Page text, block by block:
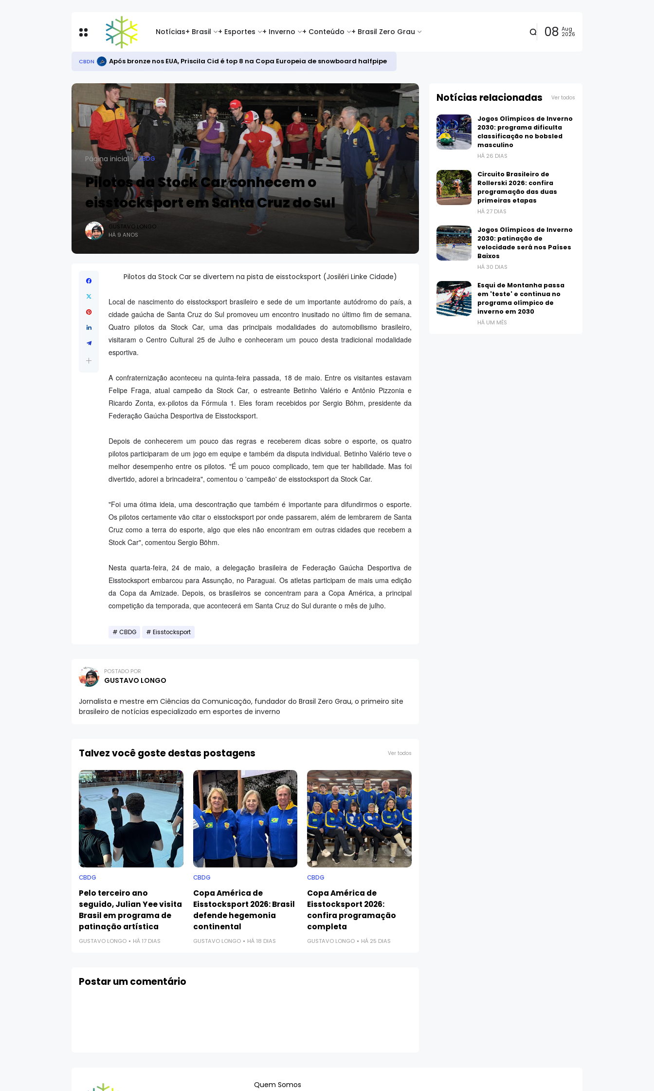
Notícias+ Brasil + Esportes + Inverno + Conteúdo + Brasil Zero Grau 08 Aug
2026
CBDN Após bronze nos EUA, Priscila Cid é top 8 na Copa Europeia de snowboard halfpipe
Página inicial CBDG
Pilotos da Stock Car conhecem o
eisstocksport em Santa Cruz do Sul
GUSTAVO LONGO
HÁ 9 ANOS
Pilotos da Stock Car se divertem na pista de eisstocksport (Josiléri Linke Cidade)
Local de nascimento do eisstocksport brasileiro e sede de um importante autódromo do país, a
cidade gaúcha de Santa Cruz do Sul promoveu um encontro inusitado no último fim de semana.
Quatro pilotos da Stock Car, uma das principais modalidades do automobilismo brasileiro,
visitaram o Centro Cultural 25 de Julho e conheceram um pouco desta tradicional modalidade
esportiva.
A confraternização aconteceu na quinta-feira passada, 18 de maio. Entre os visitantes estavam
Felipe Fraga, atual campeão da Stock Car, o estreante Betinho Valério e Antônio Pizzonia e
Ricardo Zonta, ex-pilotos da Fórmula 1. Eles foram recebidos por Sergio Böhm, presidente da
Federação Gaúcha Desportiva de Eisstocksport.
Depois de conhecerem um pouco das regras e receberem dicas sobre o esporte, os quatro
pilotos participaram de um jogo em equipe e também da disputa individual. Betinho Valério teve o
melhor desempenho entre os pilotos. "É um pouco complicado, tem que ter habilidade. Mas foi
divertido, adorei a brincadeira", comentou o 'campeão' de eisstocksport da Stock Car.
"Foi uma ótima ideia, uma descontração que também é importante para difundirmos o esporte.
Os pilotos certamente vão citar o eisstocksport por onde passarem, além de lembrarem de Santa
Cruz como a terra do esporte, algo que eles não encontram em outras cidades que recebem a
Stock Car", comentou Sergio Böhm.
Nesta quarta-feira, 24 de maio, a delegação brasileira de Federação Gaúcha Desportiva de
Eisstocksport embarcou para Assunção, no Paraguai. Os atletas participam de mais uma edição
da Copa da Amizade. Depois, os brasileiros se concentram para a Copa América, a principal
competição da temporada, que acontecerá em Santa Cruz do Sul durante o mês de julho.
CBDG Eisstocksport
POSTADO POR
GUSTAVO LONGO
Jornalista e mestre em Ciências da Comunicação, fundador do Brasil Zero Grau, o primeiro site
brasileiro de notícias especializado em esportes de inverno
Talvez você goste destas postagens Ver todos
CBDG
Pelo terceiro ano
seguido, Julian Yee visita
Brasil em programa de
patinação artística
GUSTAVO LONGO HÁ 17 DIAS
CBDG
Copa América de
Eisstocksport 2026: Brasil
defende hegemonia
continental
GUSTAVO LONGO HÁ 18 DIAS
CBDG
Copa América de
Eisstocksport 2026:
confira programação
completa
GUSTAVO LONGO HÁ 25 DIAS
Postar um comentário
Notícias relacionadas Ver todos
Jogos Olímpicos de Inverno
2030: programa dificulta
classificação no bobsled
masculino
HÁ 26 DIAS
Circuito Brasileiro de
Rollerski 2026: confira
programação das duas
primeiras etapas
HÁ 27 DIAS
Jogos Olímpicos de Inverno
2030: patinação de
velocidade será nos Países
Baixos
HÁ 30 DIAS
Esqui de Montanha passa
em 'teste' e continua no
programa olímpico de
inverno em 2030
HÁ UM MÊS
Quem Somos